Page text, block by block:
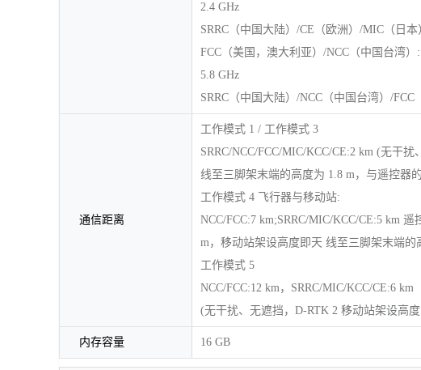
2.4 GHz
SRRC（中国大陆）/CE（欧洲）/MIC（日
FCC（美国，澳大利亚）/NCC（中国台湾）
5.8 GHz
SRRC（中国大陆）/NCC（中国台湾）/
通信距离
工作模式 1 / 工作模式 3
SRRC/NCC/FCC/MIC/KCC/CE:2 km (无干
线至三脚架末端的高度为 1.8 m，与遥控器
工作模式 4 飞行器与移动站:
NCC/FCC:7 km;SRRC/MIC/KCC/CE:5 km
m，移动站架设高度即天 线至三脚架末端
工作模式 5
NCC/FCC:12 km，SRRC/MIC/KCC/CE:6 km
(无干扰、无遮挡，D-RTK 2 移动站架设高
内存容量 16 GB